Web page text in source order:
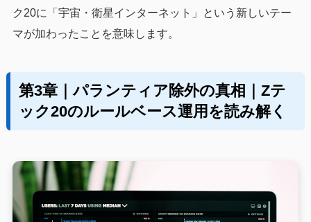
ク20に「宇宙・衛星インターネット」という新しいテー
マが加わったことを意味します。
第3章｜パランティア除外の真相｜Zテ
ック20のルールベース運用を読み解く